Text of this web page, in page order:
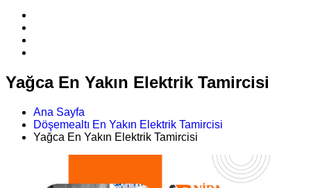
Yağca En Yakın Elektrik Tamircisi
Ana Sayfa
Döşemealtı En Yakın Elektrik Tamircisi
Yağca En Yakın Elektrik Tamircisi